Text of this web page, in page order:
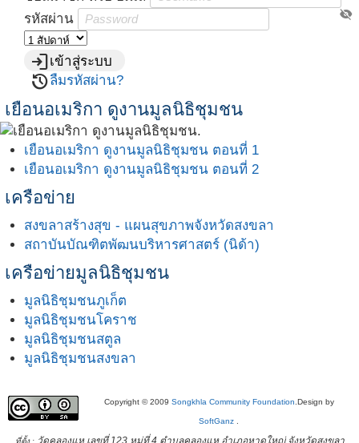
รหัสผ่าน
visibility_off
loginเข้าสู่ระบบ
restoreลืมรหัสผ่าน?
เยือนอเมริกา ดูงานมูลนิธิชุมชน
เยือนอเมริกา ดูงานมูลนิธิชุมชน ตอนที่ 1
เยือนอเมริกา ดูงานมูลนิธิชุมชน ตอนที่ 2
เครือข่าย
สงขลาสร้างสุข - แผนสุขภาพจังหวัดสงขลา
สถาบันบัณฑิตพัฒนบริหารศาสตร์ (นิด้า)
เครือข่ายมูลนิธิชุมชน
มูลนิธิชุมชนภูเก็ต
มูลนิธิชุมชนโคราช
มูลนิธิชุมชนสตูล
มูลนิธิชุมชนสงขลา
Copyright © 2009 Songkhla Community Foundation .Design by
SoftGanz
ที่ตั้ง : วัดคลองแห เลขที่ 123 หมู่ที่ 4 ตำบลคลองแห อำเภอหาดใหญ่ จังหวัดสงขลา